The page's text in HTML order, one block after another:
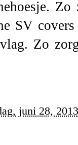
SV covers
Zo
juni 28, 2013